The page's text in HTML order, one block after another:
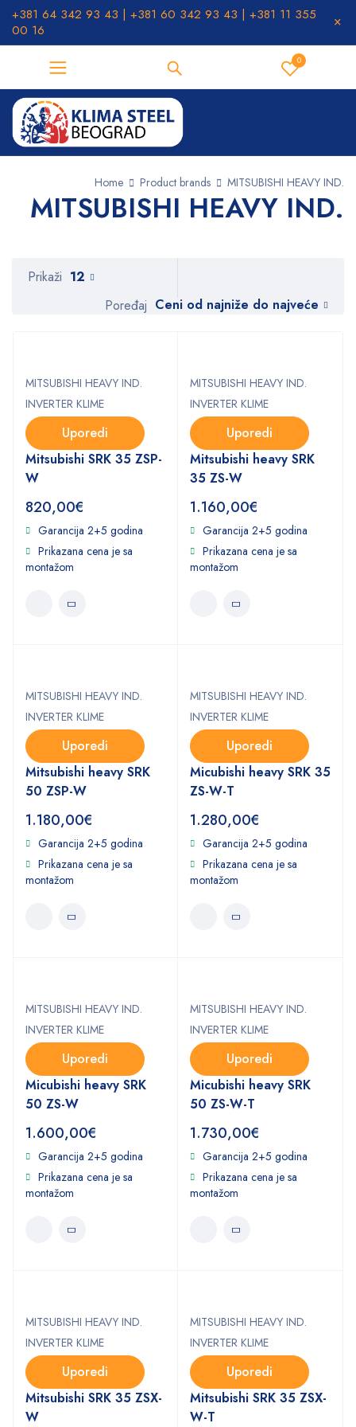
+381 64 342 93 43 | +381 60 342 93 43 | +381 11 355
00 16
0
Home Product brands MITSUBISHI HEAVY IND.
MITSUBISHI HEAVY IND.
Poređaj Ceni od najniže do najveće
Prikaži 12
MITSUBISHI HEAVY IND.
INVERTER KLIME
Uporedi
Mitsubishi SRK 35 ZSP-
W
820,00€
Garancija 2+5 godina
Prikazana cena je sa
montažom
MITSUBISHI HEAVY IND.
INVERTER KLIME
Uporedi
Mitsubishi heavy SRK
35 ZS-W
1.160,00€
Garancija 2+5 godina
Prikazana cena je sa
montažom
MITSUBISHI HEAVY IND.
INVERTER KLIME
Uporedi
Mitsubishi heavy SRK
50 ZSP-W
1.180,00€
Garancija 2+5 godina
Prikazana cena je sa
montažom
MITSUBISHI HEAVY IND.
INVERTER KLIME
Uporedi
Micubishi heavy SRK 35
ZS-W-T
1.280,00€
Garancija 2+5 godina
Prikazana cena je sa
montažom
MITSUBISHI HEAVY IND.
INVERTER KLIME
Uporedi
Micubishi heavy SRK
50 ZS-W
1.600,00€
Garancija 2+5 godina
Prikazana cena je sa
montažom
MITSUBISHI HEAVY IND.
INVERTER KLIME
Uporedi
Micubishi heavy SRK
50 ZS-W-T
1.730,00€
Garancija 2+5 godina
Prikazana cena je sa
montažom
MITSUBISHI HEAVY IND.
INVERTER KLIME
Uporedi
Mitsubishi SRK 35 ZSX-
W
MITSUBISHI HEAVY IND.
INVERTER KLIME
Uporedi
Mitsubishi SRK 35 ZSX-
W-T